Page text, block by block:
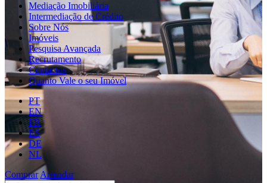
Mediação Imobiliária
Intermediação de Crédito
Sobre Nós
Imóveis
Pesquisa Avançada
Recrutamento
Contactos
Quanto Vale o seu Imóvel
PT
EN
FR
ES
DE
NL
Comprar Arrendar